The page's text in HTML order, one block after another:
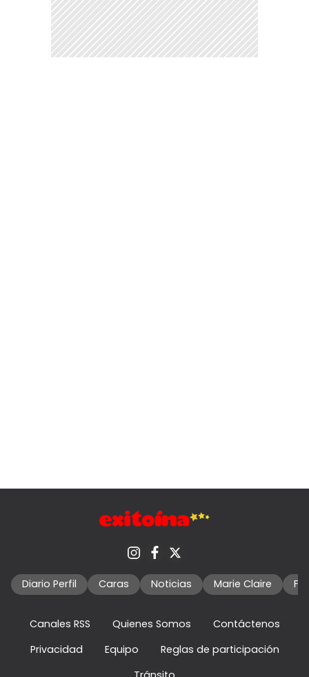
Diario Perfil Caras Noticias Marie Claire
Canales RSS Quienes Somos
Contáctenos
Privacidad
Equipo
Reglas de participación